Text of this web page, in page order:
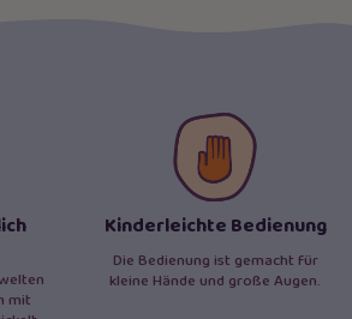
mit
Kinderleichte Bedienung
Die Bedienung ist gemacht für
kleine Hände und große Augen.